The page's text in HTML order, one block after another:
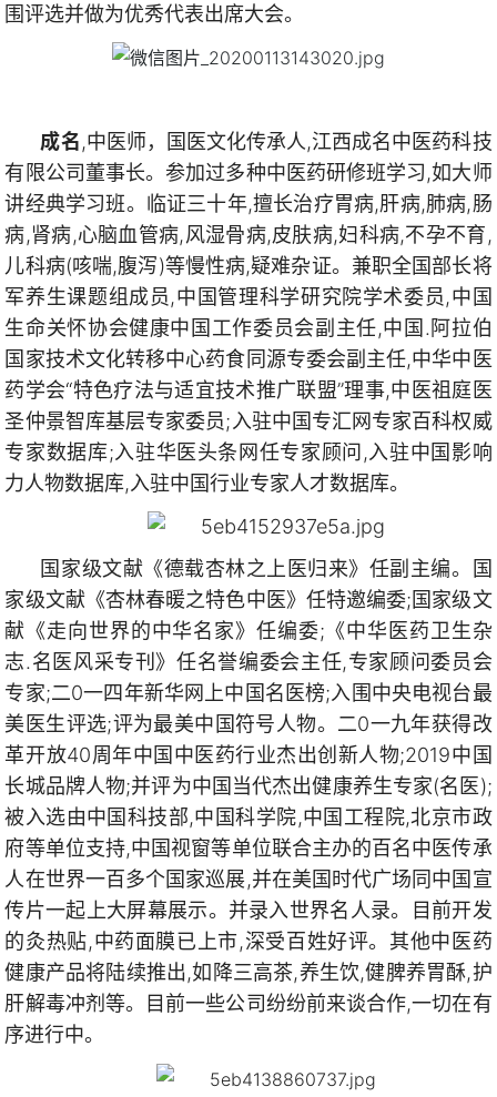
围评选并做为优秀代表出席大会。
成名,中医师，国医文化传承人,江西成名中医药科技
有限公司董事长。参加过多种中医药研修班学习,如大师
讲经典学习班。临证三十年,擅长治疗胃病,肝病,肺病,肠
病,肾病,心脑血管病,风湿骨病,皮肤病,妇科病,不孕不育,
儿科病(咳喘,腹泻)等慢性病,疑难杂证。兼职全国部长将
军养生课题组成员,中国管理科学研究院学术委员,中国
生命关怀协会健康中国工作委员会副主任,中国.阿拉伯
国家技术文化转移中心药食同源专委会副主任,中华中医
药学会“特色疗法与适宜技术推广联盟”理事,中医祖庭医
圣仲景智库基层专家委员;入驻中国专汇网专家百科权威
专家数据库;入驻华医头条网任专家顾问,入驻中国影响
力人物数据库,入驻中国行业专家人才数据库。
国家级文献《德载杏林之上医归来》任副主编。国
家级文献《杏林春暖之特色中医》任特邀编委;国家级文
献《走向世界的中华名家》任编委;《中华医药卫生杂
志.名医风采专刊》任名誉编委会主任,专家顾问委员会
专家;二0一四年新华网上中国名医榜;入围中央电视台最
美医生评选;评为最美中国符号人物。二0一九年获得改
革开放40周年中国中医药行业杰出创新人物;2019中国
长城品牌人物;并评为中国当代杰出健康养生专家(名医);
被入选由中国科技部,中国科学院,中国工程院,北京市政
府等单位支持,中国视窗等单位联合主办的百名中医传承
人在世界一百多个国家巡展,并在美国时代广场同中国宣
传片一起上大屏幕展示。并录入世界名人录。目前开发
的灸热贴,中药面膜已上市,深受百姓好评。其他中医药
健康产品将陆续推出,如降三高茶,养生饮,健脾养胃酥,护
肝解毒冲剂等。目前一些公司纷纷前来谈合作,一切在有
序进行中。